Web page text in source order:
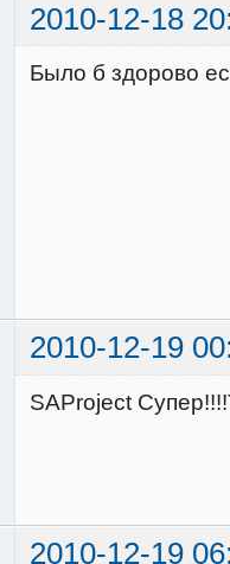
2010-12-18
Было б здорово
2010-12-19
SAProject
2010-12-19